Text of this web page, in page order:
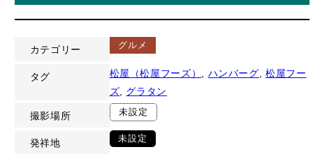
カテゴリー グルメ
タグ 松屋（松屋フーズ） ハンバーグ , 松屋フー
ズ
グラタン
撮影場所 未設定
発祥地 未設定